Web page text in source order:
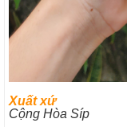
Xuất xứ
Cộng Hòa Síp